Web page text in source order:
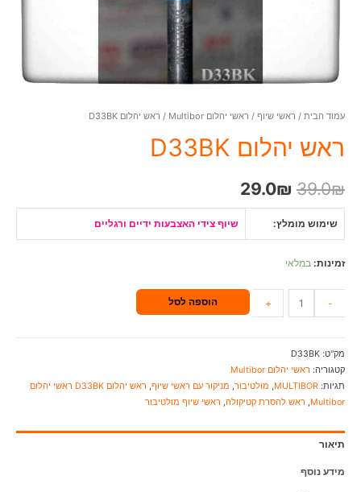
עמוד הבית / ראשי שיוף / ראשי יהלום Multibor / ראש יהלום D33BK
ראש יהלום D33BK
39.0₪
29.0₪
שימוש מומלץ: שיוף צידי האצבעות ידיים ורגליים
זמינות: במלאי
-
+ הוספה לסל
מק"ט: D33BK
קטגוריה: ראשי יהלום Multibor
תגיות: MULTIBOR
, מולטיבור, מניקור עם ראשי שיוף,
ראש יהלום D33BK ראשי יהלום
Multibor
, ראש להסרת קטיקולה, ראשי שיוף מולטיבור
תיאור
מידע נוסף